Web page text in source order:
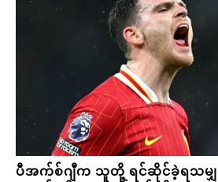
ပီအက်စ်ဂျီက သူတို့ ရင်ဆိုင်ခဲ့ရသမ